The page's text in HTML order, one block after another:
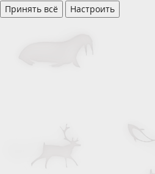
Принять всё
Настроить